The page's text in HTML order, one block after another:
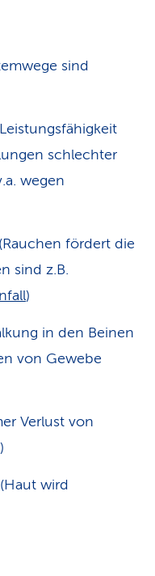
sind
schlechter
wegen
fördert die
sind z.B.
)
in den Beinen
von Gewebe
Verlust von
)
wird